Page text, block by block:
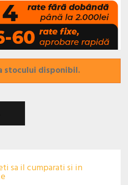
stocului disponibil.
sa il cumparati si in